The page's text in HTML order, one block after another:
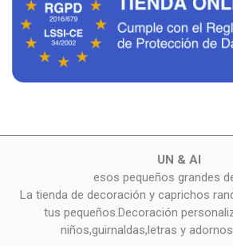
UN & AI
esos pequeños grandes
La tienda de decoración y caprichos
tus pequeños.Decoración
niños,guirnaldas,letras y